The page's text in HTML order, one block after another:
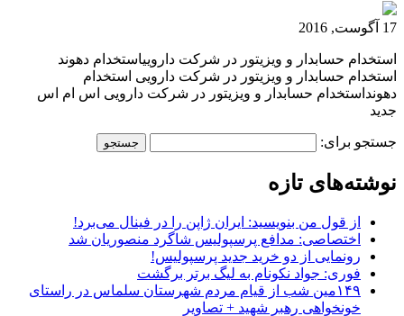
17 آگوست, 2016
استخدام حسابدار و ویزیتور در شرکت داروییاستخدام دهوند
استخدام حسابدار و ویزیتور در شرکت دارویی استخدام
دهونداستخدام حسابدار و ویزیتور در شرکت دارویی اس ام اس
جدید
جستجو برای:
نوشته‌های تازه
از قول من بنویسید: ایران ژاپن را در فینال می‌برد!
اختصاصی: مدافع پرسپولیس شاگرد منصوریان شد
رونمایی از دو خرید جدید پرسپولیس!
فوری: جواد نکونام به لیگ برتر برگشت
۱۴۹مین شب از قیام مردم شهرستان سلماس در راستای
خونخواهی رهبر شهید + تصاویر